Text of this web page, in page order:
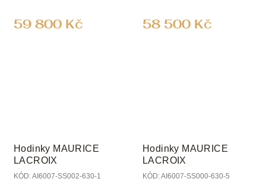
59 800 Kč 58 500 Kč
Hodinky MAURICE
LACROIX
KÓD:AI6007-SS002-630-1
Hodinky MAURICE
LACROIX
KÓD:AI6007-SS000-630-5